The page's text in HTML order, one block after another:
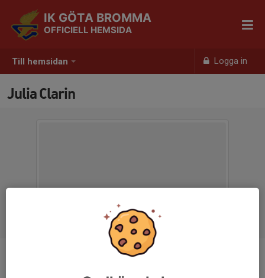
Till hemsidan Logga in
IK GÖTA BROMMA
OFFICIELL HEMSIDA
Julia Clarin